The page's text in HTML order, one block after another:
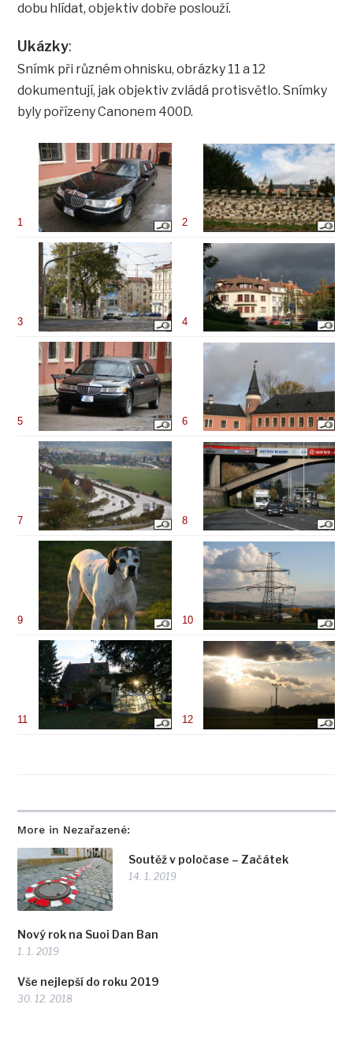
More in Nezařazené:
Soutěž v poločase – Začátek
14. 1. 2019
Nový rok na Suoi Dan Ban
1. 1. 2019
Vše nejlepší do roku 2019
30. 12. 2018
dobu hlídat, objektiv dobře poslouží.
Ukázky:
Snímk při různém ohnisku, obrázky 11 a 12
dokumentují, jak objektiv zvládá protisvětlo. Snímky
byly pořízeny Canonem 400D.
1 2
3 4
5 6
7 8
9 10
11 12